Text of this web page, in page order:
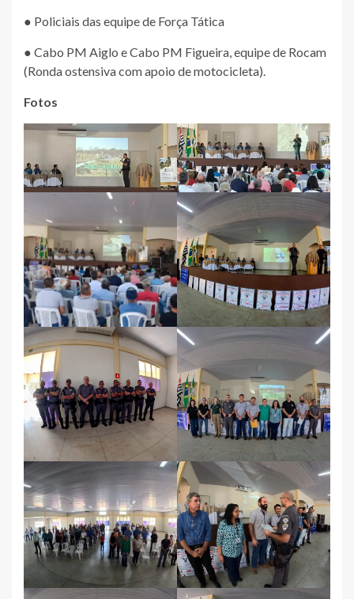
● Policiais das equipe de Força Tática
● Cabo PM Aiglo e Cabo PM Figueira, equipe de Rocam
(Ronda ostensiva com apoio de motocicleta).
Fotos